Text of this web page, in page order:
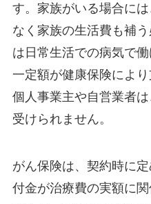
す。家族がいる場合に
なく家族の生活費も補
は日常生活での病気で
一定額が健康保険により
個人事業主や自営業者
受けられません。
がん保険は、契約時に
付金が治療費の実額に